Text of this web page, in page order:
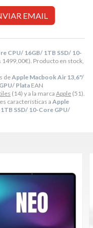
CPU/ 16GB/ 1TB SSD/ 10-
1499,00€). Producto en stock,
deApple Macbook Air 13,6"/
Plata EAN
(14) y a la marca Apple (51).
características a Apple
SSD/ 10-Core GPU/
EMAIL